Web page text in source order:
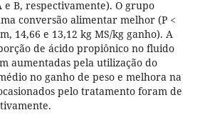
B, respectivamente). O grupo
conversão alimentar melhor (P <
14,66 e 13,12 kg MS/kg ganho). A
de ácido propiônico no fluido
aumentadas pela utilização do
no ganho de peso e melhora na
pelo tratamento foram de